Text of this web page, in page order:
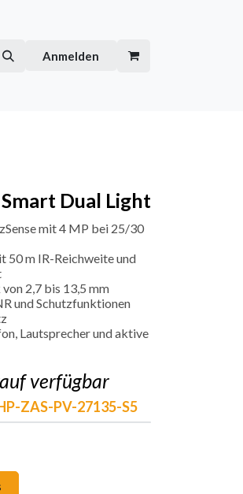
Anmelden
Dual Light
mit 4 MP bei 25/30
50 m IR-Reichweite und
2,7 bis 13,5 mm
und Schutzfunktionen
Lautsprecher und aktive
verfügbar
ZAS-PV-27135-S5